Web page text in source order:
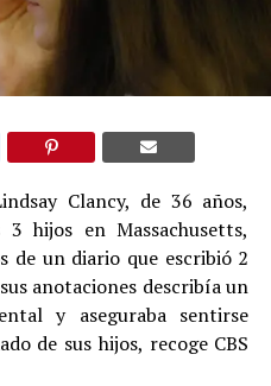
Clancy, de 36 años,
3 hijos en Massachusetts,
de un diario que escribió 2
anotaciones describía un
y aseguraba sentirse
de sus hijos, recoge CBS